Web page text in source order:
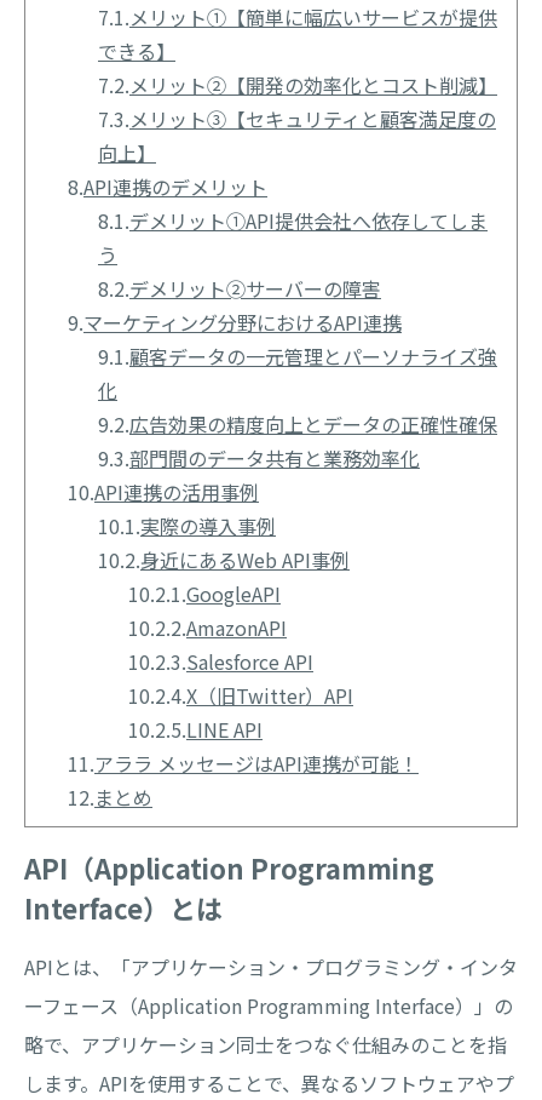
7.1.メリット①【簡単に幅広いサービスが提供
できる】
7.2.メリット②【開発の効率化とコスト削減】
7.3.メリット③【セキュリティと顧客満足度の
向上】
8.API連携のデメリット
8.1.デメリット①API提供会社へ依存してしま
う
8.2.デメリット➁サーバーの障害
9.マーケティング分野におけるAPI連携
9.1.顧客データの一元管理とパーソナライズ強
化
9.2.広告効果の精度向上とデータの正確性確保
9.3.部門間のデータ共有と業務効率化
10.API連携の活用事例
10.1.実際の導入事例
10.2.身近にあるWeb API事例
10.2.1.GoogleAPI
10.2.2.AmazonAPI
10.2.3.Salesforce API
10.2.4.X（旧Twitter）API
10.2.5.LINE API
11.アララ メッセージはAPI連携が可能！
12.まとめ
API（Application Programming
Interface）とは
APIとは、「アプリケーション・プログラミング・インタ
ーフェース（Application Programming Interface）」の
略で、アプリケーション同士をつなぐ仕組みのことを指
します。APIを使用することで、異なるソフトウェアやプ